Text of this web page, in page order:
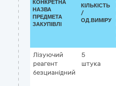
КОНКРЕТНА
НАЗВА
ПРЕДМЕТА
ЗАКУПІВЛІ
КІЛЬКІСТЬ
/
ОД.ВИМІРУ
Лізуючий
реагент
безцианідний
5
штука